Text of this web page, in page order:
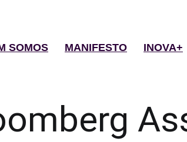
SOMOS MANIFESTO INOVA+